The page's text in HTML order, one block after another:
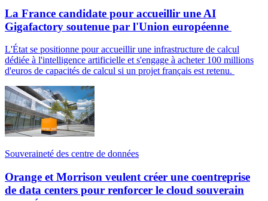
La France candidate pour accueillir une AI
Gigafactory soutenue par l'Union européenne
L'État se positionne pour accueillir une infrastructure de calcul
dédiée à l'intelligence artificielle et s'engage à acheter 100 millions
d'euros de capacités de calcul si un projet français est retenu.
Souveraineté des centre de données
Orange et Morrison veulent créer une coentreprise
de data centers pour renforcer le cloud souverain